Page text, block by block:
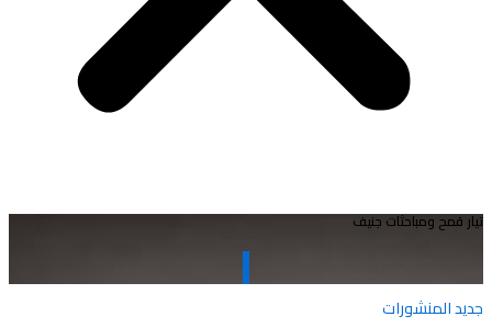
تيار قمح ومباحثات جنيف
جديد المنشورات